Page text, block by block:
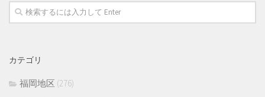
カテゴリ
福岡地区 (276)